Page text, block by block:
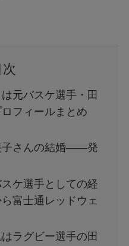
次
元バスケ選手・田
フィールまとめ
子さんの結婚——発
ケ選手としての経
富士通レッドウェ
ラグビー選手の田